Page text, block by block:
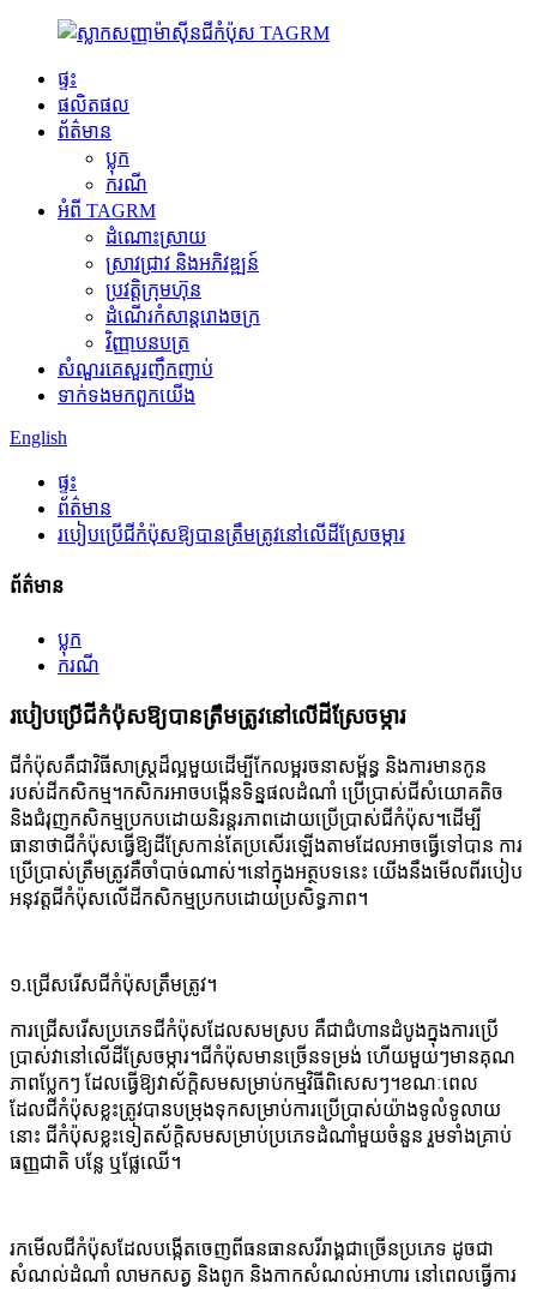
ផ្ទះ
ផលិតផល
ព័ត៌មាន
ប្លុក
ករណី
អំពី TAGRM
ដំណោះស្រាយ
ស្រាវជ្រាវ និងអភិវឌ្ឍន៍
ប្រវត្តិក្រុមហ៊ុន
ដំណើរកំសាន្តរោងចក្រ
វិញ្ញាបនបត្រ
សំណួរគេសួរញឹកញាប់
ទាក់ទង​មក​ពួក​យើង
English
ផ្ទះ
ព័ត៌មាន
របៀបប្រើជីកំប៉ុសឱ្យបានត្រឹមត្រូវនៅលើដីស្រែចម្ការ
ព័ត៌មាន
ប្លុក
ករណី
របៀបប្រើជីកំប៉ុសឱ្យបានត្រឹមត្រូវនៅលើដីស្រែចម្ការ
ជីកំប៉ុសគឺជាវិធីសាស្រ្តដ៏ល្អមួយដើម្បីកែលម្អរចនាសម្ព័ន្ធ និងការមានកូន
របស់ដីកសិកម្ម។កសិករអាចបង្កើនទិន្នផលដំណាំ ប្រើប្រាស់ជីសំយោគតិច
និងជំរុញកសិកម្មប្រកបដោយនិរន្តរភាពដោយប្រើប្រាស់ជីកំប៉ុស។ដើម្បី
ធានាថាជីកំប៉ុសធ្វើឱ្យដីស្រែកាន់តែប្រសើរឡើងតាមដែលអាចធ្វើទៅបាន ការ
ប្រើប្រាស់ត្រឹមត្រូវគឺចាំបាច់ណាស់។នៅក្នុងអត្ថបទនេះ យើងនឹងមើលពីរបៀប
អនុវត្តជីកំប៉ុសលើដីកសិកម្មប្រកបដោយប្រសិទ្ធភាព។
១.ជ្រើសរើសជីកំប៉ុសត្រឹមត្រូវ។
ការជ្រើសរើសប្រភេទជីកំប៉ុសដែលសមស្រប គឺជាជំហានដំបូងក្នុងការប្រើ
ប្រាស់វានៅលើដីស្រែចម្ការ។ជីកំប៉ុសមានច្រើនទម្រង់ ហើយមួយៗមានគុណ
ភាពប្លែកៗ ដែលធ្វើឱ្យវាស័ក្តិសមសម្រាប់កម្មវិធីពិសេសៗ។ខណៈពេល
ដែលជីកំប៉ុសខ្លះត្រូវបានបម្រុងទុកសម្រាប់ការប្រើប្រាស់យ៉ាងទូលំទូលាយ
នោះ ជីកំប៉ុសខ្លះទៀតស័ក្តិសមសម្រាប់ប្រភេទដំណាំមួយចំនួន រួមទាំងគ្រាប់
ធញ្ញជាតិ បន្លែ ឬផ្លែឈើ។
រកមើលជីកំប៉ុសដែលបង្កើតចេញពីធនធានសរីរាង្គជាច្រើនប្រភេទ ដូចជា
សំណល់ដំណាំ លាមកសត្វ និងពូក និងកាកសំណល់អាហារ នៅពេលធ្វើការ